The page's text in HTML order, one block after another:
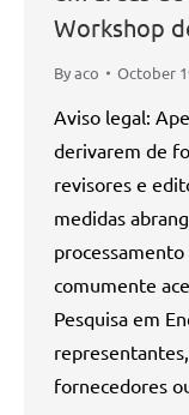
Workshop
Byaco October
Aviso legal:
derivarem de
revisores e
medidas
comumente
Pesquisa em
fornecedores